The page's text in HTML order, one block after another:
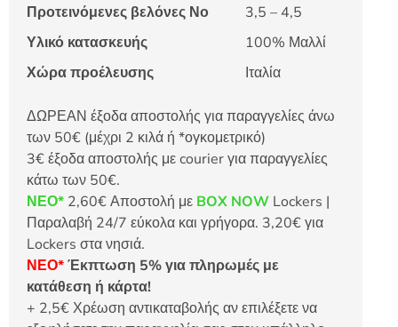
Προτεινόμενες βελόνες Νο
3,5 – 4,5
Υλικό κατασκευής
100% Μαλλί
Χώρα προέλευσης
Ιταλία
ΔΩΡΕΑΝ έξοδα αποστολής για παραγγελίες άνω
των 50€ (μέχρι 2 κιλά ή *ογκομετρικό)
3€ έξοδα αποστολής με courier για παραγγελίες
κάτω των 50€.
ΝΕΟ* 2,60€ Αποστολή με BOX NOW Lockers |
Παραλαβή 24/7 εύκολα και γρήγορα. 3,20€ για
Lockers στα νησιά.
ΝΕΟ*Έκπτωση 5% για πληρωμές με
κατάθεση ή κάρτα!
+ 2,5€ Χρέωση αντικαταβολής αν επιλέξετε να